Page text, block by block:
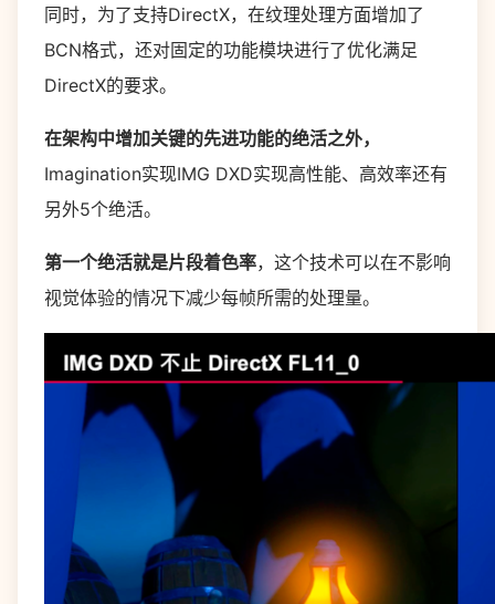
同时，为了支持DirectX，在纹理处理方面增加了
BCN格式，还对固定的功能模块进行了优化满足
DirectX的要求。
在架构中增加关键的先进功能的绝活之外，
Imagination实现IMG DXD实现高性能、高效率还有
另外5个绝活。
第一个绝活就是片段着色率，这个技术可以在不影响
视觉体验的情况下减少每帧所需的处理量。